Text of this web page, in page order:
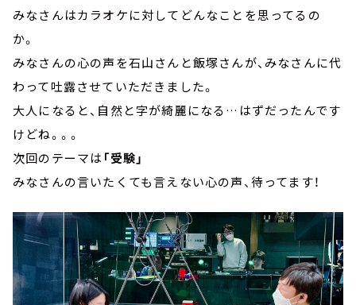
みなさんはカラオケに対してどんなことを思ってるの
か。
みなさんの心の声を石山さんと飯塚さんが、みなさんに代
わって吐露させていただきました。
大人になると、自然と字が綺麗になる…はずだったんです
けどね。。。
次回のテーマは 「受験」
みなさんの言いたくても言えない心の声、待ってます！